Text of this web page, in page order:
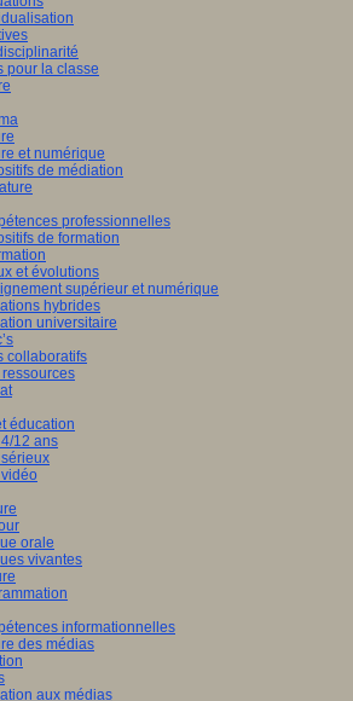
pour la classe
et numérique
de médiation
professionnelles
de formation
et évolutions
supérieur et numérique
hybrides
universitaire
collaboratifs
éducation
12 ans
orale
vivantes
informationnelles
des médias
aux médias